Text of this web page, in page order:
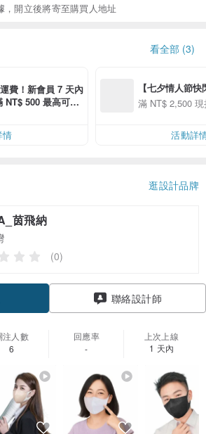
開立後將寄至購買人地址
看全部 (3)
費！新會員 7 天內
NT$ 500 最高可折
情
【七夕情人節
用 APP 購買任
滿 NT$ 2,500
活動詳
逛設計品牌
茵飛納
(0)
聯絡設計師
注人數
6
回應率
-
上次上線
1 天內